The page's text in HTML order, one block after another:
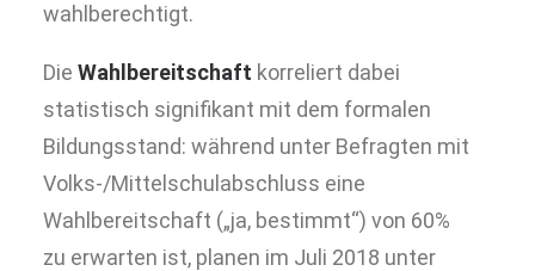
wahlberechtigt.
Die Wahlbereitschaft korreliert dabei
statistisch signifikant mit dem formalen
Bildungsstand: während unter Befragten mit
Volks-/Mittelschulabschluss eine
Wahlbereitschaft („ja, bestimmt“) von 60%
zu erwarten ist, planen im Juli 2018 unter